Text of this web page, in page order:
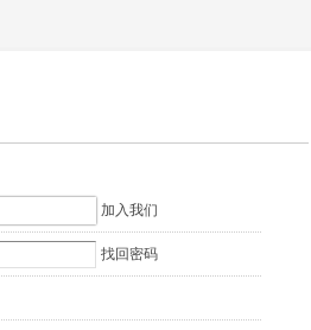
加入我们
找回密码